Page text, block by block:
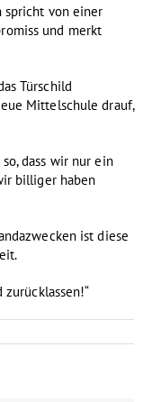
spricht von einer
und merkt
Türschild
Mittelschule drauf,
dass wir nur ein
billiger haben
ist diese
zurücklassen!“